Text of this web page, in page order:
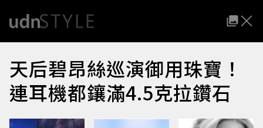
天后碧昂絲巡演御用珠寶！
連耳機都鑲滿4.5克拉鑽石